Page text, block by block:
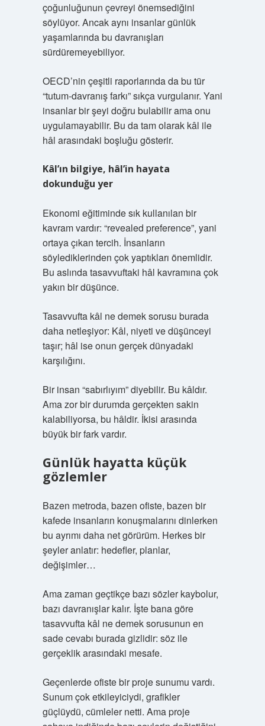
çoğunluğunun çevreyi önemsediğini
söylüyor. Ancak aynı insanlar günlük
yaşamlarında bu davranışları
sürdüremeyebiliyor.
OECD’nin çeşitli raporlarında da bu tür
“tutum-davranış farkı” sıkça vurgulanır. Yani
insanlar bir şeyi doğru bulabilir ama onu
uygulamayabilir. Bu da tam olarak kâl ile
hâl arasındaki boşluğu gösterir.
Kâl’ın bilgiye, hâl’in hayata
dokunduğu yer
Ekonomi eğitiminde sık kullanılan bir
kavram vardır: “revealed preference”, yani
ortaya çıkan tercih. İnsanların
söylediklerinden çok yaptıkları önemlidir.
Bu aslında tasavvuftaki hâl kavramına çok
yakın bir düşünce.
Tasavvufta kâl ne demek sorusu burada
daha netleşiyor: Kâl, niyeti ve düşünceyi
taşır; hâl ise onun gerçek dünyadaki
karşılığını.
Bir insan “sabırlıyım” diyebilir. Bu kâldır.
Ama zor bir durumda gerçekten sakin
kalabiliyorsa, bu hâldir. İkisi arasında
büyük bir fark vardır.
Günlük hayatta küçük
gözlemler
Bazen metroda, bazen ofiste, bazen bir
kafede insanların konuşmalarını dinlerken
bu ayrımı daha net görürüm. Herkes bir
şeyler anlatır: hedefler, planlar,
değişimler…
Ama zaman geçtikçe bazı sözler kaybolur,
bazı davranışlar kalır. İşte bana göre
tasavvufta kâl ne demek sorusunun en
sade cevabı burada gizlidir: söz ile
gerçeklik arasındaki mesafe.
Geçenlerde ofiste bir proje sunumu vardı.
Sunum çok etkileyiciydi, grafikler
güçlüydü, cümleler netti. Ama proje